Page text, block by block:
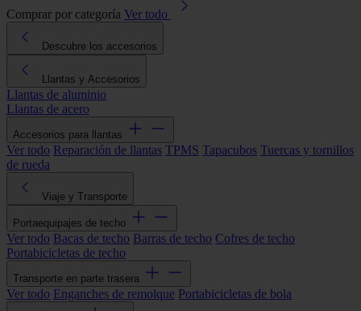
Comprar por categoría Ver todo
Descubre los accesorios
Llantas y Accesorios
Llantas de aluminio
Llantas de acero
Accesorios para llantas
Ver todo Reparación de llantas TPMS Tapacubos Tuercas y tornillos
de rueda
Viaje y Transporte
Portaequipajes de techo
Ver todo Bacas de techo Barras de techo Cofres de techo
Portabicicletas de techo
Transporte en parte trasera
Ver todo Enganches de remolque Portabicicletas de bola